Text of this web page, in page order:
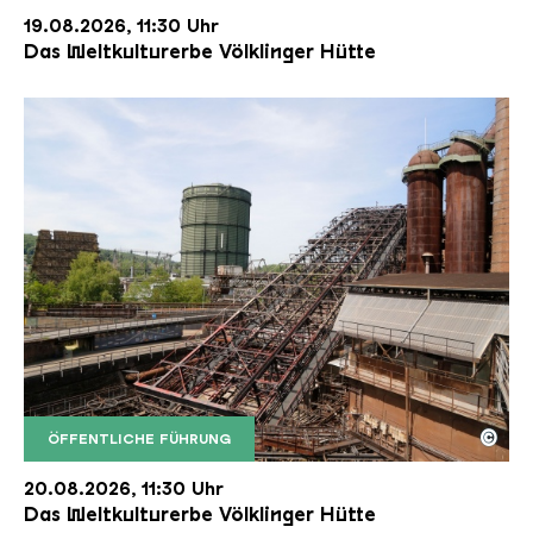
19.08.2026, 11:30 Uhr
Das Weltkulturerbe Völklinger Hütte
ÖFFENTLICHE FÜHRUNG
Der Erzschrägaufzug der Völklinger Hütte mit
Copyright: Weltkulturerbe Völklinger Hütte | Karl
©
20.08.2026, 11:30 Uhr
Das Weltkulturerbe Völklinger Hütte